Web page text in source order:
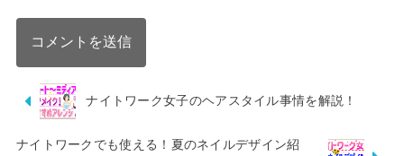
ナイトワーク女子のヘアスタイル事情を解説！
ナイトワークでも使える！夏のネイルデザイン紹